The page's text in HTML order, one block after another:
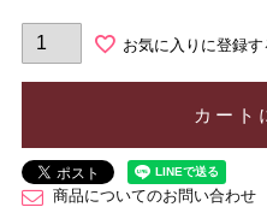
お気に入りに登録す
カート
商品についてのお問い合わせ